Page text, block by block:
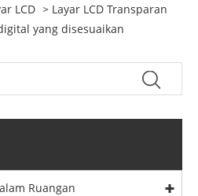
LCD > Layar LCD Transparan
yang disesuaikan
Ruangan